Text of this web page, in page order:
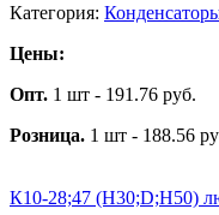
Категория:
Цены:
Опт. 1 шт - 191.76 руб.
Розница. 1 шт - 188.56
К10-28;47 (Н30;D;Н50)